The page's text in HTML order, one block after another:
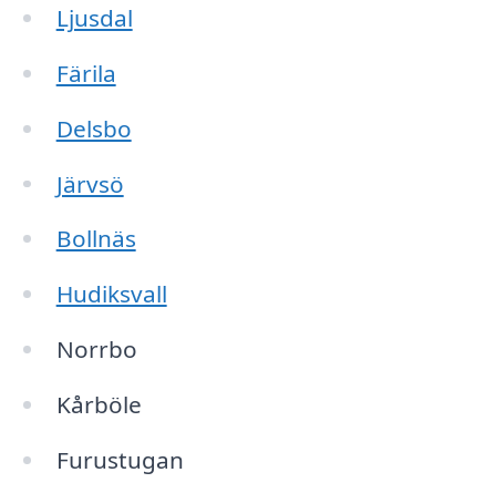
Ljusdal
Färila
Delsbo
Järvsö
Bollnäs
Hudiksvall
Norrbo
Kårböle
Furustugan